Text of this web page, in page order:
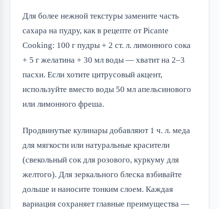
Для более нежной текстуры замените часть
сахара на пудру, как в рецепте от Picante
Cooking: 100 г пудры + 2 ст. л. лимонного сока
+ 5 г желатина + 30 мл воды — хватит на 2–3
пасхи. Если хотите цитрусовый акцент,
используйте вместо воды 50 мл апельсинового
или лимонного фреша.
Продвинутые кулинары добавляют 1 ч. л. меда
для мягкости или натуральные красители
(свекольный сок для розового, куркуму для
желтого). Для зеркального блеска взбивайте
дольше и наносите тонким слоем. Каждая
вариация сохраняет главные преимущества —